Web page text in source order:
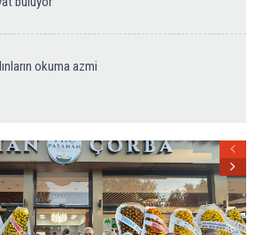
okuma azmi